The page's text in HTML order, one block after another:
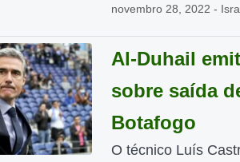
novembro 28, 2022 -
Al-Duhail
sobre saída
Botafogo
O técnico Luís